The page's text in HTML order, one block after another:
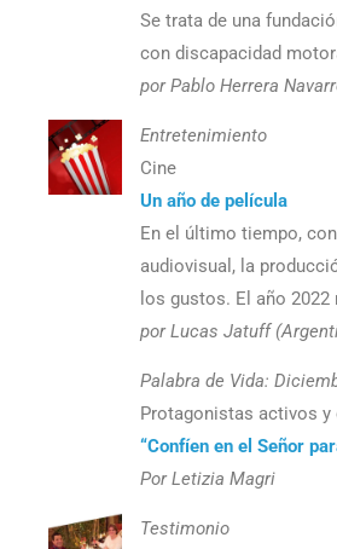
Se trata de una
con discapacidad
por Pablo Herrera
Entretenimiento
Cine
Un año de película
En el último tiempo,
audiovisual, la
los gustos. El año
por Lucas Jatuff
Palabra de Vida:
Protagonistas activos y
“Confíen en el Señor
Por Letizia Magri
Testimonio